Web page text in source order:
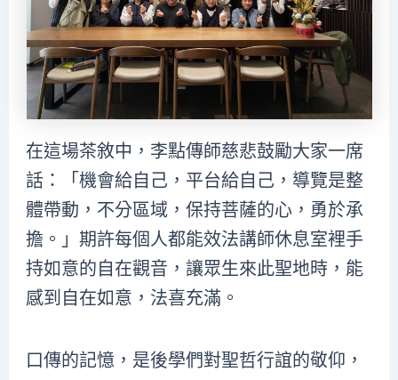
在這場茶敘中，李點傳師慈悲鼓勵大家一席
話：「機會給自己，平台給自己，導覽是整
體帶動，不分區域，保持菩薩的心，勇於承
擔。」期許每個人都能效法講師休息室裡手
持如意的自在觀音，讓眾生來此聖地時，能
感到自在如意，法喜充滿。
口傳的記憶，是後學們對聖哲行誼的敬仰，